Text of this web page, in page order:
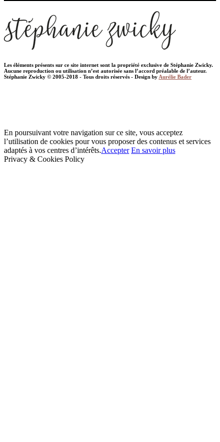
Les éléments présents sur ce site internet sont la propriété exclusive de Stéphanie Zwicky.
Aucune reproduction ou utilisation n’est autorisée sans l’accord préalable de l’auteur.
Stéphanie Zwicky © 2005-2018 - Tous droits réservés - Design by Aurélie Bader
En poursuivant votre navigation sur ce site, vous acceptez
l’utilisation de cookies pour vous proposer des contenus et services
adaptés à vos centres d’intérêts.Accepter En savoir plus
Privacy & Cookies Policy